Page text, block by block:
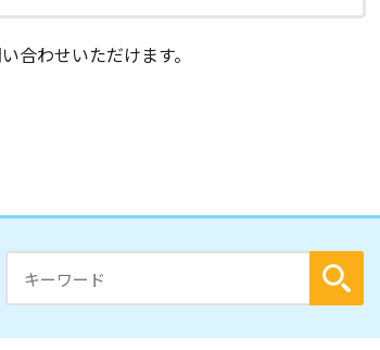
合わせいただけます。